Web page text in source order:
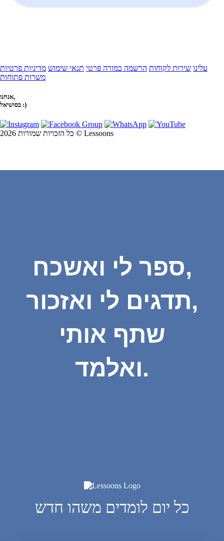
עלינו שירות לקוחות הרשמה כמורה פרטי תנאי שימוש מדיניות פרטיות
משרות פתוחות
אנחנו,
בסושיאל :)
כל הזכויות שמורות 2026 © Lessoons
ספר לי ואשכח,
תדגים לי ואזכור,
שתף אותי
ואלמד.
כל יום לומדים משהו חדש